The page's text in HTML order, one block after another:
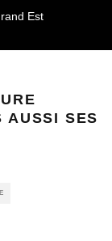
AUSSI SES